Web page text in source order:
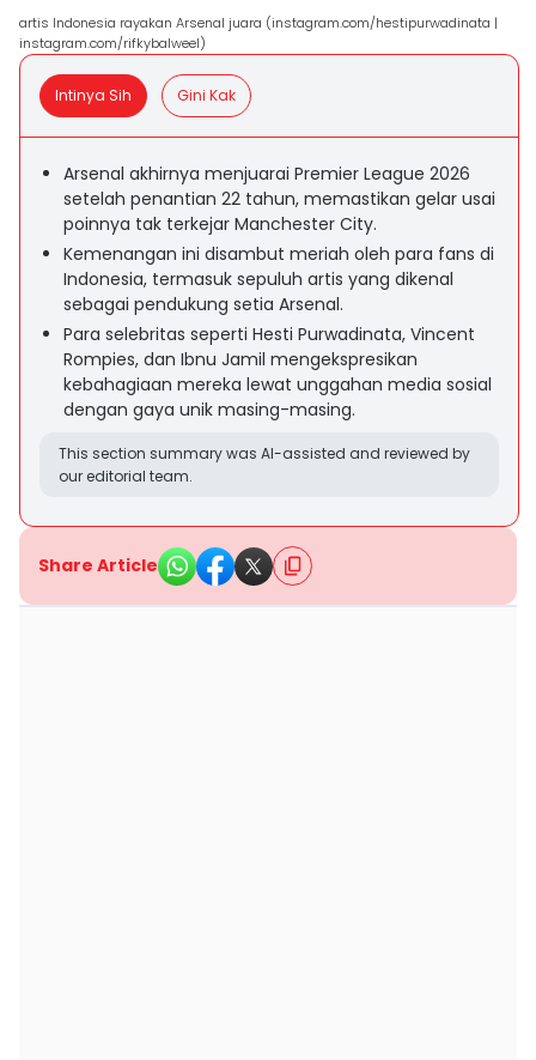
artis Indonesia rayakan Arsenal juara (instagram.com/hestipurwadinata |
instagram.com/rifkybalweel)
Intinya Sih Gini Kak
Arsenal akhirnya menjuarai Premier League 2026
setelah penantian 22 tahun, memastikan gelar usai
poinnya tak terkejar Manchester City.
Kemenangan ini disambut meriah oleh para fans di
Indonesia, termasuk sepuluh artis yang dikenal
sebagai pendukung setia Arsenal.
Para selebritas seperti Hesti Purwadinata, Vincent
Rompies, dan Ibnu Jamil mengekspresikan
kebahagiaan mereka lewat unggahan media sosial
dengan gaya unik masing-masing.
This section summary was AI-assisted and reviewed by
our editorial team.
Share Article